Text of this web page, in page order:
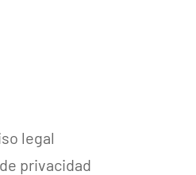
legal
privacidad